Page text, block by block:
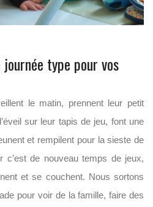
type pour vos
le matin, prennent leur petit
sur leur tapis de jeu, font une
et rempilent pour la sieste de
c’est de nouveau temps de jeux,
et se couchent. Nous sortons
pour voir de la famille, faire des